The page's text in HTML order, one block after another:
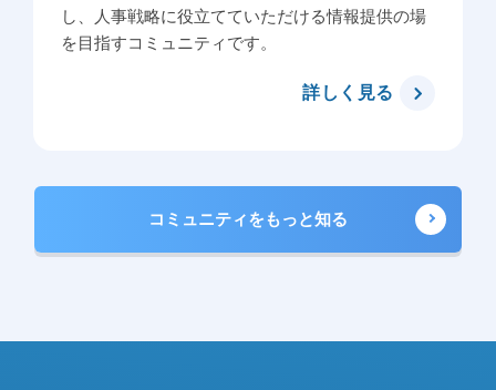
し、人事戦略に役立てていただける情報提供の場
を目指すコミュニティです。
詳しく見る
コミュニティをもっと知る